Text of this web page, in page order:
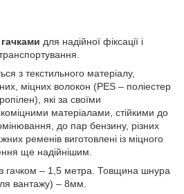
для надійної фіксації і
з текстильного матеріалу,
міцних волокон (PES – поліестер
які за своїми
матеріалами, стійкими до
до пар бензину, різних
ременів виготовлені із міцного
ще надійнішим.
гачком – 1,5 метра. Товщина шнура
вантажу) – 8мм.